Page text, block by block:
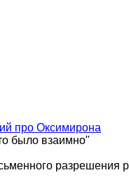
про Оксимирона
было взаимно"
разрешения